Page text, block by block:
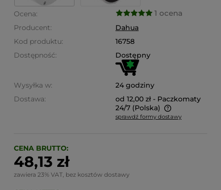
Ocena: 1 ocena
Producent:
Dahua
Kod produktu:
16758
Dostępność:
Dostępny
Wysyłka w:
24 godziny
Dostawa:
od 12,00 zł - Paczkomaty
24/7 (Polska)
Cena nie zawiera ewentualnych kosztów płatności
sprawdź formy dostawy
CENA BRUTTO:
48,13 zł
zawiera 23% VAT, bez kosztów dostawy